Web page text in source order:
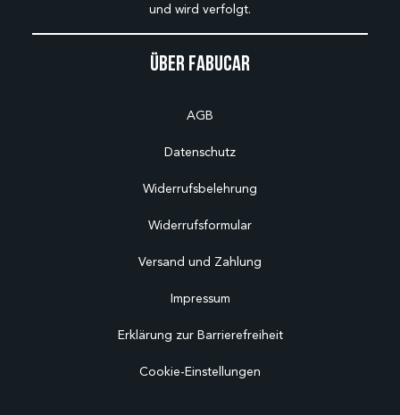
Über Fabucar
AGB
Datenschutz
Widerrufsbelehrung
Widerrufsformular
Versand und Zahlung
Impressum
Erklärung zur Barrierefreiheit
Cookie-Einstellungen
und wird verfolgt.